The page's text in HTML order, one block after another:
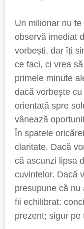
Un milionar nu
observă imediat
vorbești, dar îți
ce faci, ci vrea
primele minute
dacă vorbește
orientată spre
vânează
În spatele
claritate. Dacă
că ascunzi lipsa
cuvintelor. Dacă
presupune că
fii echilibrat:
prezent; sigur pe